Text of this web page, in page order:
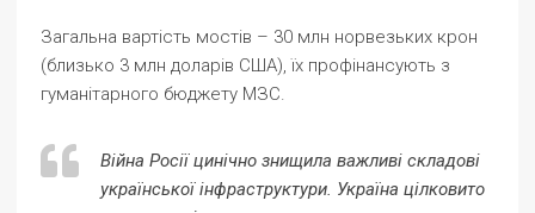
Загальна вартість мостів – 30 млн норвезьких крон
(близько 3 млн доларів США), їх профінансують з
гуманітарного бюджету МЗС.
Війна Росії цинічно знищила важливі складові
української інфраструктури. Україна цілковито